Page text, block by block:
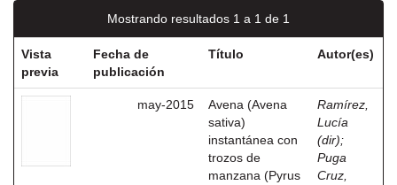
Mostrando resultados 1 a 1 de 1
Vista
previa
Fecha de
publicación
Título Autor(es)
may-2015
Avena (Avena
sativa)
instantánea con
trozos de
manzana (Pyrus
Ramírez,
Lucía
(dir);
Puga
Cruz,